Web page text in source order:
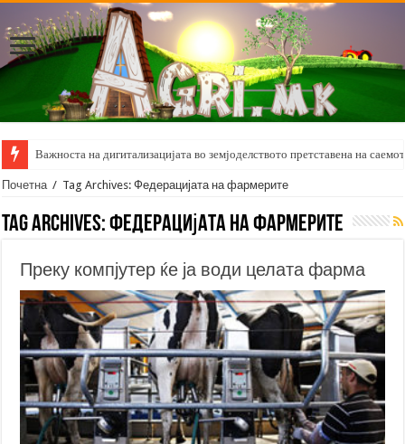
Важноста на дигитализацијата во земјоделството претставена на
Почетна / Tag Archives: Федерацијата на фармерите
Tag Archives:Федерацијата на фармерите
Преку компјутер ќе ја води целата фарма